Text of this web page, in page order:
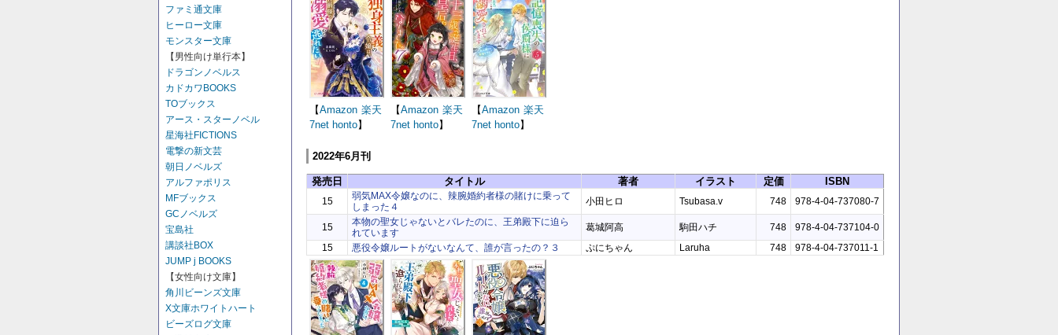
ファミ通文庫
ヒーロー文庫
モンスター文庫
【男性向け単行本】
ドラゴンノベルス
カドカワBOOKS
TOブックス
アース・スターノベル
星海社FICTIONS
電撃の新文芸
朝日ノベルズ
アルファポリス
MFブックス
GCノベルズ
宝島社
講談社BOX
JUMP j BOOKS
【女性向け文庫】
角川ビーンズ文庫
X文庫ホワイトハート
ビーズログ文庫
【Amazon 楽天
7net honto】
【Amazon 楽天
7net honto】
【Amazon 楽天
7net honto】
2022年6月刊
発売日 タイトル 著者 イラスト 定価 ISBN
15
弱気MAX令嬢なのに、辣腕婚約者様の賭けに乗って
しまった４
小田ヒロ Tsubasa.v 748 978-4-04-737080-7
15
本物の聖女じゃないとバレたのに、王弟殿下に迫ら
れています
葛城阿高 駒田ハチ 748
978-4-04-737104-0
15
悪役令嬢ルートがないなんて、誰が言ったの？３ ぷにちゃん Laruha 748 978-4-04-737011-1